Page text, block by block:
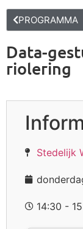
PROGRAMMA
Data-
riolering
Stedelijk
14:30 -